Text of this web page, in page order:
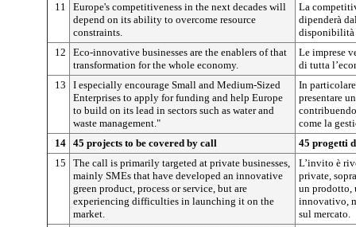
11
Europe's competitiveness in the next decades will
depend on its ability to overcome resource
constraints.
La
dipenderà
disponibilità
12
Eco-innovative businesses are the enablers of that
transformation for the whole economy.
Le imprese
di tutta
13
I especially encourage Small and Medium-Sized
Enterprises to apply for funding and help Europe
to build on its lead in sectors such as water and
waste management."
In
presentare
come la
14 45 projects to be covered by call
45 progetti
15
The call is primarily targeted at private businesses,
mainly SMEs that have developed an innovative
green product, process or service, but are
experiencing difficulties in launching it on the
market.
L’invito è
private,
un prodotto,
innovativo,
sul mercato.